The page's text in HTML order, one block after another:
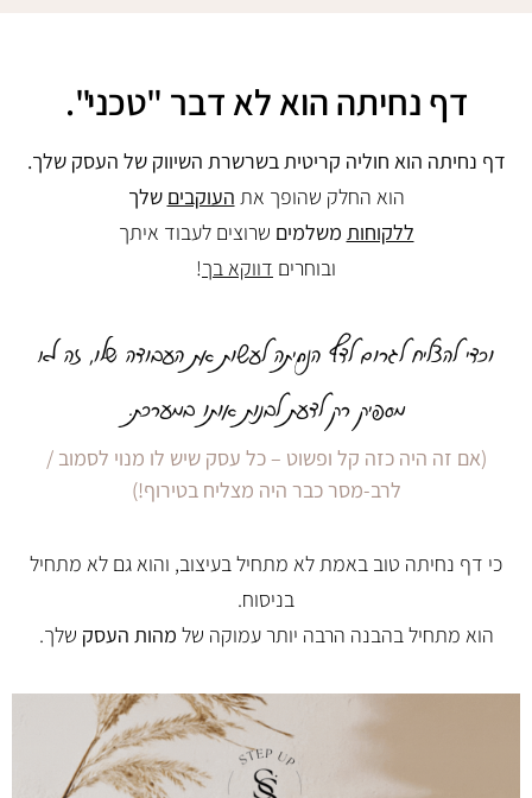
דף נחיתה הוא לא דבר "טכני".
דף נחיתה הוא חוליה קריטית בשרשרת השיווק של העסק שלך.
הוא החלק שהופך את העוקבים שלך
ללקוחות משלמים שרוצים לעבוד איתך
ובוחרים דווקא בך!
וכדי להצליח לגרום לדף הנחיתה לעשות את העבודה שלו, זה לא
מספיק רק לדעת לבנות אותו במערכת.
(אם זה היה כזה קל ופשוט – כל עסק שיש לו מנוי לסמוב /
לרב-מסר כבר היה מצליח בטירוף!)
כי דף נחיתה טוב באמת לא מתחיל בעיצוב, והוא גם לא מתחיל
בניסוח.
הוא מתחיל בהבנה הרבה יותר עמוקה של מהות העסק שלך.